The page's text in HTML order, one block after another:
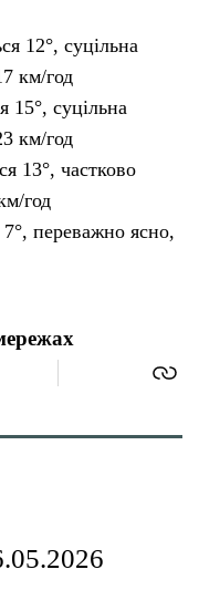
12°, суцільна
км/год
15°, суцільна
км/год
13°, частково
год
переважно ясно,